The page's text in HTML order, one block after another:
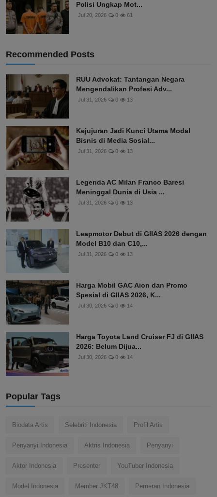
Polisi Ungkap Mot...
Jul 20, 2026 0 61
Recommended Posts
RUU Advokat: Tantangan Negara
Mengendalikan Profesi Adv...
Jul 31, 2026 0 13
Kejujuran Jadi Kunci Utama Modal
Bisnis di Media Sosial...
Jul 31, 2026 0 13
Legenda AC Milan Franco Baresi
Meninggal Dunia di Usia ...
Jul 31, 2026 0 13
Leapmotor Debut di GIIAS 2026 dengan
Model B10 dan C10,...
Jul 31, 2026 0 13
Harga Mobil GAC Aion dan Promo
Spesial di GIIAS 2026, K...
Jul 30, 2026 0 14
Harga Toyota Land Cruiser FJ di GIIAS
2026: Belum Dijua...
Jul 30, 2026 0 14
Popular Tags
Biodata Artis Selebriti Indonesia Profil Artis
Penyanyi Indonesia Aktris Indonesia Penyanyi
Aktor Indonesia Presenter YouTuber Indonesia
Model Indonesia Member JKT48 Pemeran Indonesia